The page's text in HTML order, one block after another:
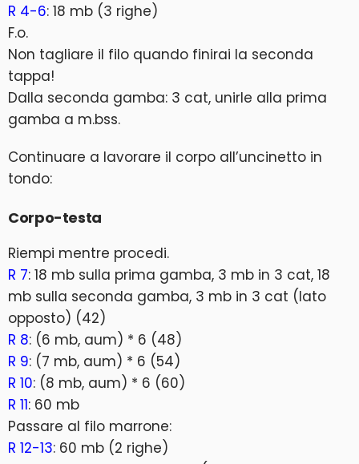
R 4-6: 18 mb (3 righe)
F.o.
Non tagliare il filo quando finirai la seconda
tappa!
Dalla seconda gamba: 3 cat, unirle alla prima
gamba a m.bss.
Continuare a lavorare il corpo all’uncinetto in
tondo:
Corpo-testa
Riempi mentre procedi.
R 7: 18 mb sulla prima gamba, 3 mb in 3 cat, 18
mb sulla seconda gamba, 3 mb in 3 cat (lato
opposto) (42)
R 8: (6 mb, aum) * 6 (48)
R 9: (7 mb, aum) * 6 (54)
R 10: (8 mb, aum) * 6 (60)
R 11: 60 mb
Passare al filo marrone:
R 12-13: 60 mb (2 righe)